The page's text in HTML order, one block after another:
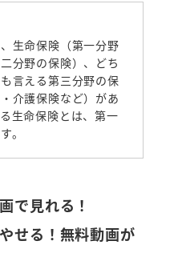
生命保険（第一分野
分野の保険）、どち
言える第三分野の保
介護保険など）があ
生命保険とは、第一
。
で見れる！
せる！無料動画が